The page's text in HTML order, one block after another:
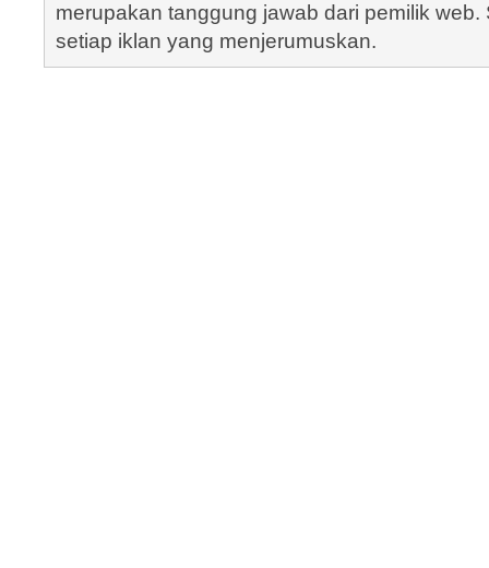
merupakan tanggung jawab dari pemilik
setiap iklan yang menjerumuskan.